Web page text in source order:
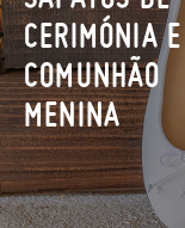
CERIMÓNIA E
COMUNHÃO
MENINA